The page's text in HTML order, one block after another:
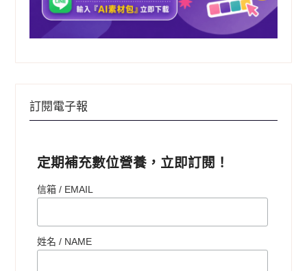
訂閱電子報
定期補充數位營養，立即訂閱！
信箱 / EMAIL
姓名 / NAME